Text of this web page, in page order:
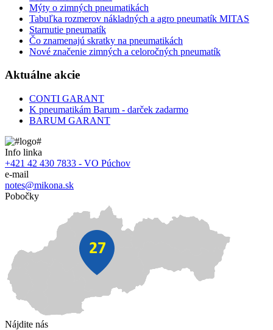
Mýty o zimných pneumatikách
Tabuľka rozmerov nákladných a agro pneumatík MITAS
Starnutie pneumatík
Čo znamenajú skratky na pneumatikách
Nové značenie zimných a celoročných pneumatík
Aktuálne akcie
CONTI GARANT
K pneumatikám Barum - darček zadarmo
BARUM GARANT
Info linka
+421 42 430 7833 - VO Púchov
e-mail
notes@mikona.sk
Pobočky
Nájdite nás